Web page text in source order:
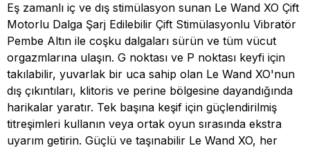
Eş zamanlı iç ve dış stimülasyon sunan Le Wand XO Çift
Motorlu Dalga Şarj Edilebilir Çift Stimülasyonlu Vibratör
Pembe Altın ile coşku dalgaları sürün ve tüm vücut
orgazmlarına ulaşın. G noktası ve P noktası keyfi için
takılabilir, yuvarlak bir uca sahip olan Le Wand XO'nun
dış çıkıntıları, klitoris ve perine bölgesine dayandığında
harikalar yaratır. Tek başına keşif için güçlendirilmiş
titreşimleri kullanın veya ortak oyun sırasında ekstra
uyarım getirin. Güçlü ve taşınabilir Le Wand XO, her